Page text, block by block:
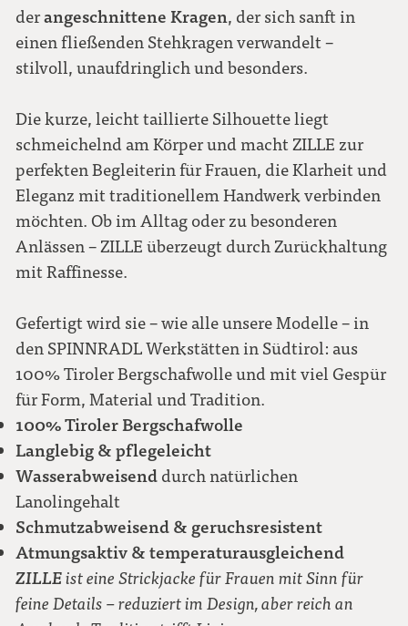
derangeschnittene Kragen, der sich sanft in
einen fließenden Stehkragen verwandelt –
stilvoll, unaufdringlich und besonders.
Die kurze, leicht taillierte Silhouette liegt
schmeichelnd am Körper und macht ZILLE zur
perfekten Begleiterin für Frauen, die Klarheit und
Eleganz mit traditionellem Handwerk verbinden
möchten. Ob im Alltag oder zu besonderen
Anlässen – ZILLE überzeugt durch Zurückhaltung
mit Raffinesse.
Gefertigt wird sie – wie alle unsere Modelle – in
den SPINNRADL Werkstätten in Südtirol: aus
100% Tiroler Bergschafwolle und mit viel Gespür
für Form, Material und Tradition.
100% Tiroler Bergschafwolle
Langlebig & pflegeleicht
Wasserabweisend durch natürlichen
Lanolingehalt
Schmutzabweisend & geruchsresistent
Atmungsaktiv & temperaturausgleichend
ZILLEist eine Strickjacke für Frauen mit Sinn für
feine Details – reduziert im Design, aber reich an